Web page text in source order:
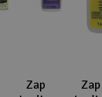
Zap
Zap